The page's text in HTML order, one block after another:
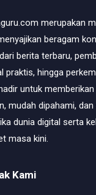
merupakan
beragam
berita terbaru,
praktis, hingga
untuk
mudah dipahami,
dunia digital serta
masa kini.
Kami